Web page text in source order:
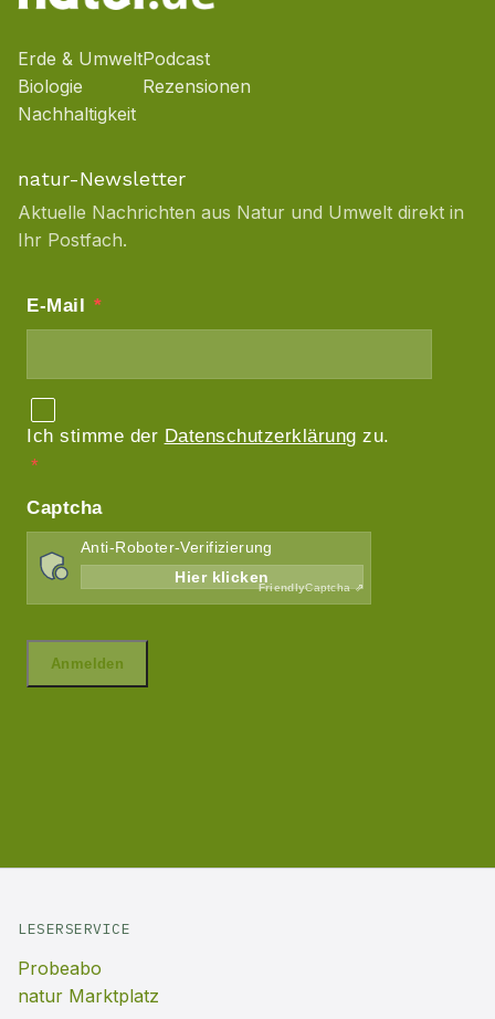
Erde & Umwelt
Biologie
Nachhaltigkeit
Podcast
Rezensionen
natur-Newsletter
Aktuelle Nachrichten aus Natur und Umwelt direkt in
Ihr Postfach.
LESERSERVICE
Probeabo
natur Marktplatz